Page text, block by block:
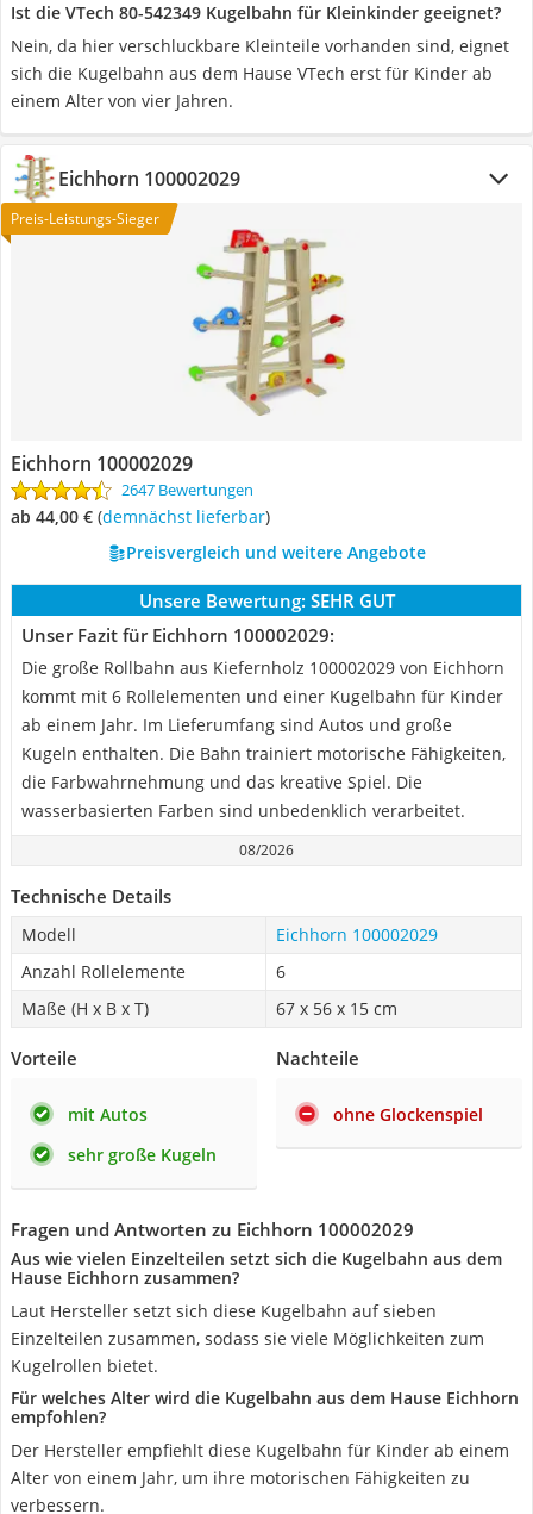
Ist die VTech ‎80-542349 Kugelbahn für Kleinkinder geeignet?
Nein, da hier verschluckbare Kleinteile vorhanden sind, eignet
sich die Kugelbahn aus dem Hause VTech erst für Kinder ab
einem Alter von vier Jahren.
Eichhorn 100002029
Preis-Leistungs-Sieger
Eichhorn 100002029
2647 Bewertungen
ab 44,00 € ( Demnächst lieferbar)
Preisvergleich und weitere Angebote
Unsere Bewertung: SEHR GUT
Unser Fazit für Eichhorn 100002029:
Die große Rollbahn aus Kiefernholz 100002029 von Eichhorn
kommt mit 6 Rollelementen und einer Kugelbahn für Kinder
ab einem Jahr. Im Lieferumfang sind Autos und große
Kugeln enthalten. Die Bahn trainiert motorische Fähigkeiten,
die Farbwahrnehmung und das kreative Spiel. Die
wasserbasierten Farben sind unbedenklich verarbeitet.
08/2026
Technische Details
Modell
Eichhorn 100002029
Anzahl Rollelemente
6
Maße (H x B x T)
67 x 56 x 15 cm
Vorteile
mit Autos
sehr große Kugeln
Nachteile
ohne Glockenspiel
Fragen und Antworten zu Eichhorn 100002029
Aus wie vielen Einzelteilen setzt sich die Kugelbahn aus dem
Hause Eichhorn zusammen?
Laut Hersteller setzt sich diese Kugelbahn auf sieben
Einzelteilen zusammen, sodass sie viele Möglichkeiten zum
Kugelrollen bietet.
Für welches Alter wird die Kugelbahn aus dem Hause Eichhorn
empfohlen?
Der Hersteller empfiehlt diese Kugelbahn für Kinder ab einem
Alter von einem Jahr, um ihre motorischen Fähigkeiten zu
verbessern.